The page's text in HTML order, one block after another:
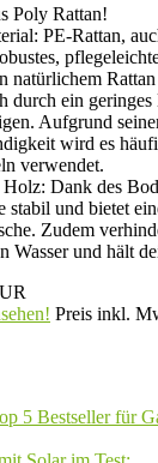
Poly Rattan!
PE-Rattan,
natürlichem
durch ein
Aufgrund
wird es
verwendet.
Dank des
stabil und bietet
Zudem
Wasser und hält
Preis inkl.
5 Bestseller für